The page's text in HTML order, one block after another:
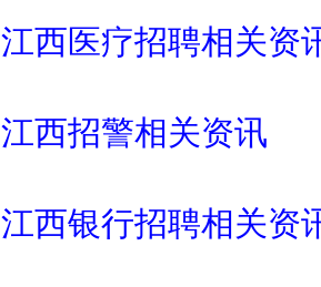
江西医疗招聘相关资
江西招警相关资讯
江西银行招聘相关资